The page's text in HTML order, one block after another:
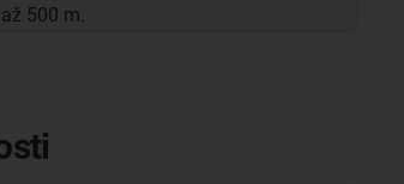
500 m.